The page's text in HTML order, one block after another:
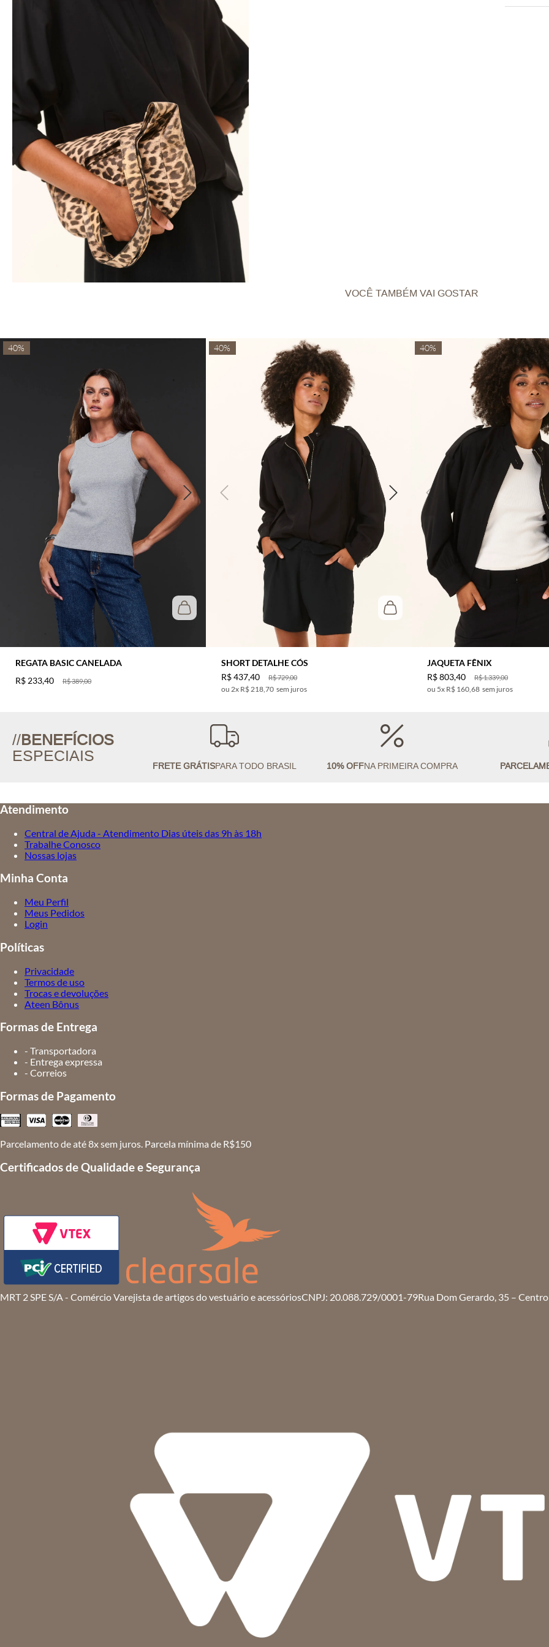
VOCÊ TAMBÉM VAI GOSTAR
40%
REGATA BASIC CANELADA
R$389,00
R$ 233,40
40%
SHORT DETALHE CÓS
R$729,00
R$437,40
2x R$ 218,70 sem juros
40%
JAQUETA FÊNIX
R$1.339,00
R$803,40
5x R$ 160,68 sem juros
//BENEFÍCIOS
ESPECIAIS
FRETE GRÁTISPARA TODO BRASIL 10% OFFNA PRIMEIRA COMPRA
Atendimento
Central de Ajuda - Atendimento Dias úteis das 9h às 18h
Trabalhe Conosco
Nossas lojas
Minha Conta
Meu Perfil
Meus Pedidos
Login
Políticas
Privacidade
Termos de uso
Trocas e devoluções
Ateen Bônus
Formas de Entrega
- Transportadora
- Entrega expressa
- Correios
Formas de Pagamento
Parcelamento de até 8x sem juros. Parcela mínima de R$150
Certificados de Qualidade e Segurança
MRT 2 SPE S/A - Comércio Varejista de artigos do vestuário e acessóriosCNPJ: 20.088.729/0001-79Rua Dom Gerardo, 35 –